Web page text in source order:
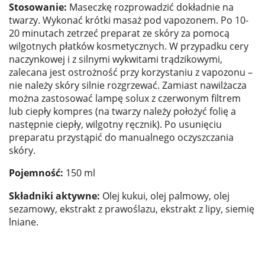
Stosowanie: Maseczkę rozprowadzić dokładnie na
twarzy. Wykonać krótki masaż pod vapozonem. Po 10-
20 minutach zetrzeć preparat ze skóry za pomocą
wilgotnych płatków kosmetycznych. W przypadku cery
naczynkowej i z silnymi wykwitami trądzikowymi,
zalecana jest ostrożność przy korzystaniu z vapozonu –
nie należy skóry silnie rozgrzewać. Zamiast nawilżacza
można zastosować lampę solux z czerwonym filtrem
lub ciepły kompres (na twarzy należy położyć folię a
następnie ciepły, wilgotny ręcznik). Po usunięciu
preparatu przystąpić do manualnego oczyszczania
skóry.
Pojemność: 150 ml
Składniki aktywne: Olej kukui, olej palmowy, olej
sezamowy, ekstrakt z prawoślazu, ekstrakt z lipy, siemię
lniane.